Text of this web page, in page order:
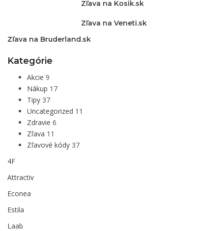
Zľava na Kosik.sk
Zľava na Veneti.sk
Zľava na Bruderland.sk
Kategórie
Akcie 9
Nákup 17
Tipy 37
Uncategorized 11
Zdravie 6
Zľava 11
Zľavové kódy 37
4F
Attractiv
Econea
Estila
Laab